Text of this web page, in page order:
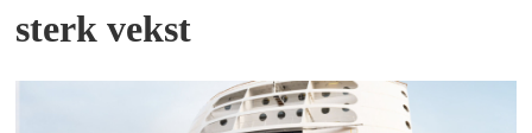
sterk vekst